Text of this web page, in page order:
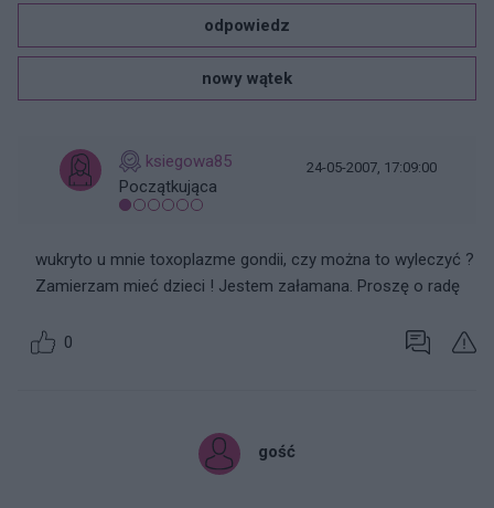
odpowiedz
nowy wątek
ksiegowa85
Początkująca
24-05-2007, 17:09:00
wukryto u mnie toxoplazme gondii, czy można to wyleczyć ?
Zamierzam mieć dzieci ! Jestem załamana. Proszę o radę
0
gość